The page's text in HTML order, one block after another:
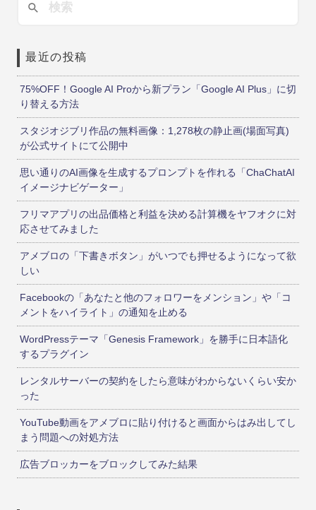
最近の投稿
75%OFF！Google AI Proから新プラン「Google AI Plus」に切
り替える方法
スタジオジブリ作品の無料画像：1,278枚の静止画(場面写真)
が公式サイトにて公開中
思い通りのAI画像を生成するプロンプトを作れる「ChaChatAI
イメージナビゲーター」
フリマアプリの出品価格と利益を決める計算機をヤフオクに対
応させてみました
アメブロの「下書きボタン」がいつでも押せるようになって欲
しい
Facebookの「あなたと他のフォロワーをメンション」や「コ
メントをハイライト」の通知を止める
WordPressテーマ「Genesis Framework」を勝手に日本語化
するプラグイン
レンタルサーバーの契約をしたら意味がわからないくらい安か
った
YouTube動画をアメブロに貼り付けると画面からはみ出してし
まう問題への対処方法
広告ブロッカーをブロックしてみた結果